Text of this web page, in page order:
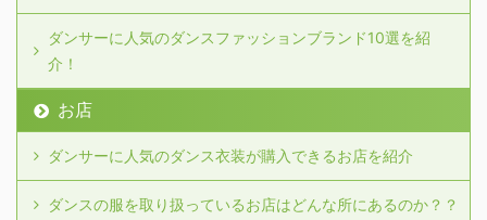
ダンサーに人気のダンスファッションブランド10選を紹
介！
お店
ダンサーに人気のダンス衣装が購入できるお店を紹介
ダンスの服を取り扱っているお店はどんな所にあるのか？？